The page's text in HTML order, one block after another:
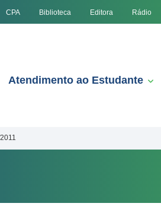
CPA Biblioteca Editora Rádio
Atendimento ao Estudante